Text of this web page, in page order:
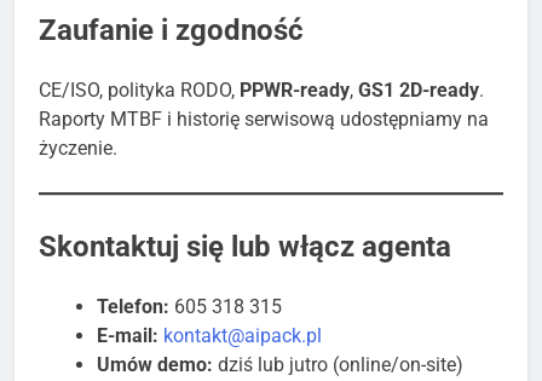
Zaufanie i zgodność
CE/ISO, polityka RODO, PPWR-ready, GS1 2D-ready.
Raporty MTBF i historię serwisową udostępniamy na
życzenie.
Skontaktuj się lub włącz agenta
Telefon: 605 318 315
E-mail: kontakt@aipack.pl
Umów demo: dziś lub jutro (online/on-site)